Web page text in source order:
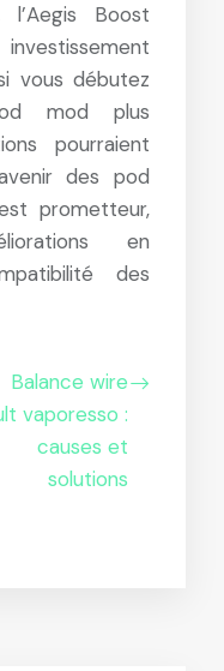
Boost
vous débutez
mod plus
pourraient
des pod
prometteur,
en
des
Balance wire
vaporesso :
causes et
solutions